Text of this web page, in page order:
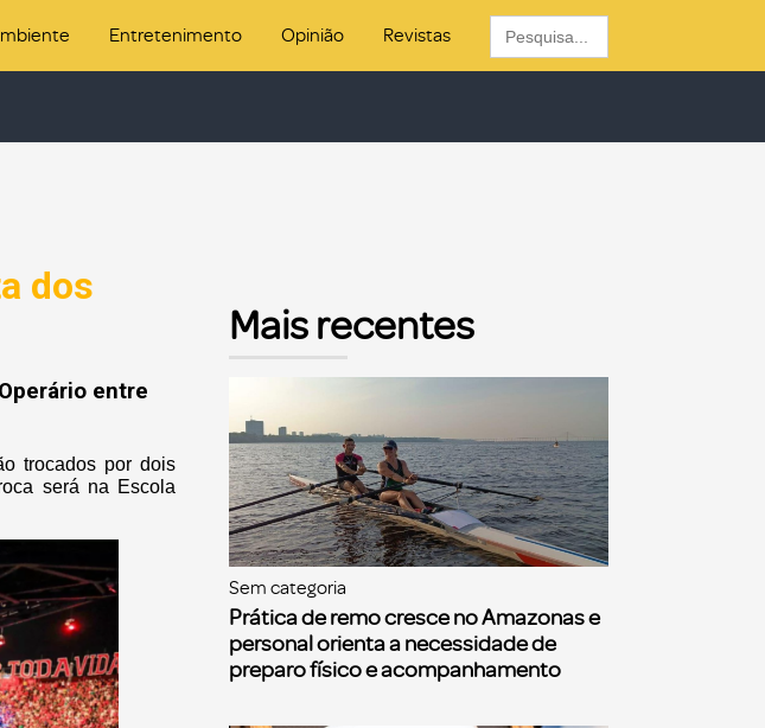
Entretenimento Opinião Revistas
Search
for:
dos
entre
trocados por dois
será na Escola
Mais recentes
Sem categoria
Prática de remo cresce no Amazonas e
personal orienta a necessidade de
preparo físico e acompanhamento